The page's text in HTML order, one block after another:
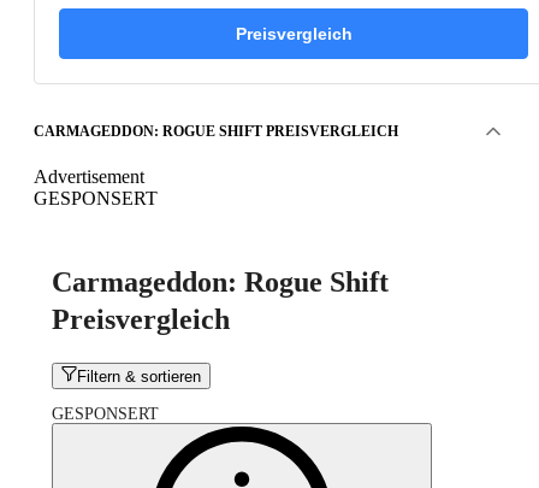
Preisvergleich
CARMAGEDDON: ROGUE SHIFT PREISVERGLEICH
Advertisement
GESPONSERT
Carmageddon: Rogue Shift
Preisvergleich
Filtern & sortieren
GESPONSERT